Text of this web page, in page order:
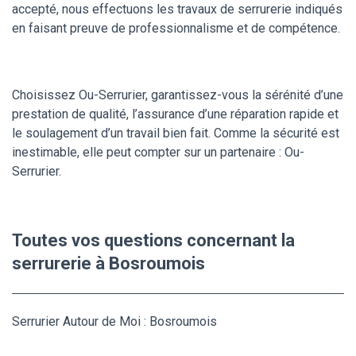
accepté, nous effectuons les travaux de serrurerie indiqués
en faisant preuve de professionnalisme et de compétence.
Choisissez Ou-Serrurier, garantissez-vous la sérénité d’une
prestation de qualité, l’assurance d’une réparation rapide et
le soulagement d’un travail bien fait. Comme la sécurité est
inestimable, elle peut compter sur un partenaire : Ou-
Serrurier.
Toutes vos questions concernant la
serrurerie à Bosroumois
Serrurier Autour de Moi : Bosroumois